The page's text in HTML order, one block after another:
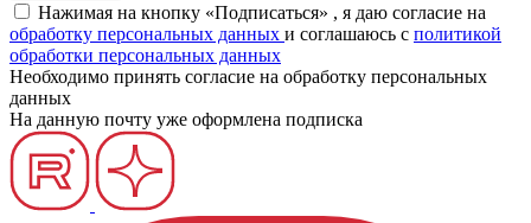
Нажимая на кнопку «Подписаться» , я даю согласие на
обработку персональных данных и соглашаюсь c политикой
обработки персональных данных
Необходимо принять согласие на обработку персональных
данных
На данную почту уже оформлена подписка